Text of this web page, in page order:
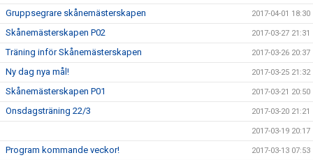
Gruppsegrare skånemästerskapen 2017-04-01 18:30
Skånemästerskapen P02 2017-03-27 21:31
Träning inför Skånemästerskapen 2017-03-26 20:37
Ny dag nya mål! 2017-03-25 21:32
Skånemästerskapen P01 2017-03-21 20:50
Onsdagsträning 22/3 2017-03-20 21:21
2017-03-19 20:17
Program kommande veckor! 2017-03-13 07:53